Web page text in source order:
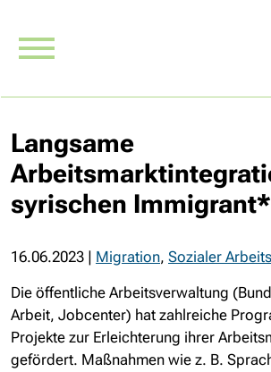
Langsame
syrischen
16.06.2023 | Migration, Sozialer
Die öffentliche Arbeitsverwaltung
Arbeit, Jobcenter) hat zahlreiche
Projekte zur Erleichterung ihrer
gefördert. Maßnahmen wie z. B.